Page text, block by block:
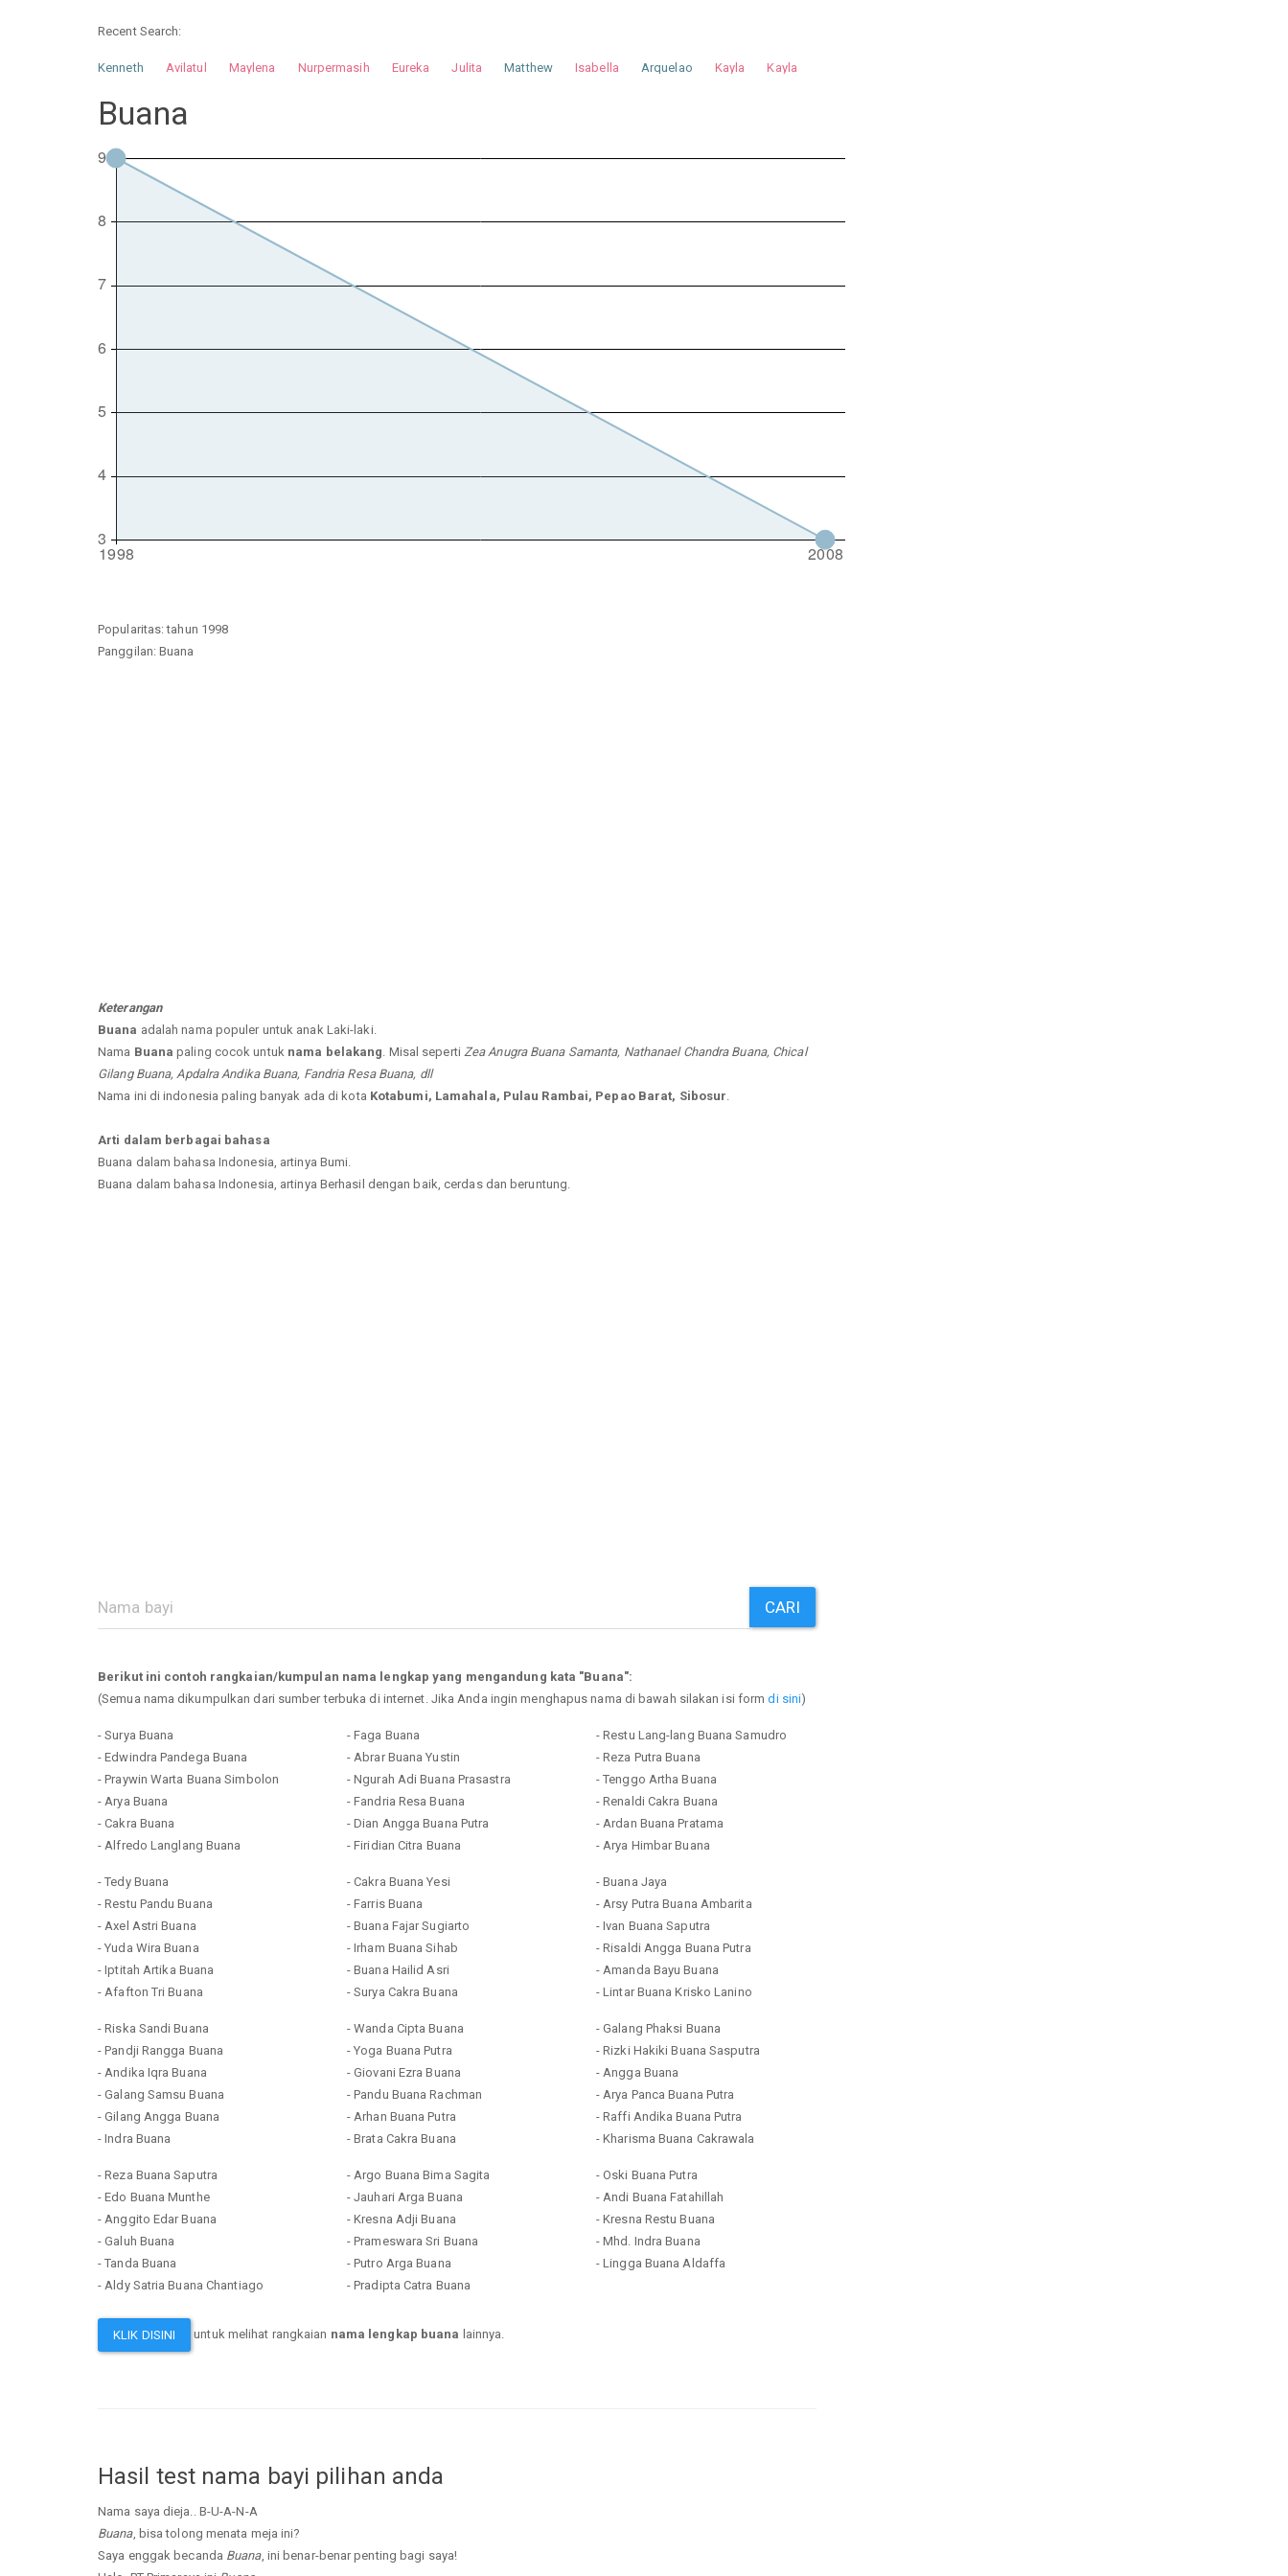
Recent Search:
Kenneth Avilatul Maylena Nurpermasih Eureka Julita Matthew Isabella Arquelao Kayla
Kayla
Buana
Popularitas: tahun 1998
Panggilan: Buana
Keterangan
Buana adalah nama populer untuk anak Laki-laki.
Nama Buana paling cocok untuk nama belakang . Misal seperti Zea Anugra Buana Samanta, Nathanael Chandra Buana, Chical
Gilang Buana, Apdalra Andika Buana, Fandria Resa Buana, dll
Nama ini di indonesia paling banyak ada di kota Kotabumi, Lamahala, Pulau Rambai, Pepao Barat, Sibosur
Arti dalam berbagai bahasa
Buana dalam bahasa Indonesia, artinya Bumi.
Buana dalam bahasa Indonesia, artinya Berhasil dengan baik, cerdas dan beruntung.
CARI
Berikut ini contoh rangkaian/kumpulan nama lengkap yang mengandung kata "Buana":
(Semua nama dikumpulkan dari sumber terbuka di internet. Jika Anda ingin menghapus nama di bawah silakan isi formdi sini)
- Surya Buana
- Edwindra Pandega Buana
- Praywin Warta Buana Simbolon
- Arya Buana
- Cakra Buana
- Alfredo Langlang Buana
- Faga Buana
- Abrar Buana Yustin
- Ngurah Adi Buana Prasastra
- Fandria Resa Buana
- Dian Angga Buana Putra
- Firidian Citra Buana
- Restu Lang-lang Buana Samudro
- Reza Putra Buana
- Tenggo Artha Buana
- Renaldi Cakra Buana
- Ardan Buana Pratama
- Arya Himbar Buana
- Tedy Buana
- Restu Pandu Buana
- Axel Astri Buana
- Yuda Wira Buana
- Iptitah Artika Buana
- Afafton Tri Buana
- Cakra Buana Yesi
- Farris Buana
- Buana Fajar Sugiarto
- Irham Buana Sihab
- Buana Hailid Asri
- Surya Cakra Buana
- Buana Jaya
- Arsy Putra Buana Ambarita
- Ivan Buana Saputra
- Risaldi Angga Buana Putra
- Amanda Bayu Buana
- Lintar Buana Krisko Lanino
- Riska Sandi Buana
- Pandji Rangga Buana
- Andika Iqra Buana
- Galang Samsu Buana
- Gilang Angga Buana
- Indra Buana
- Wanda Cipta Buana
- Yoga Buana Putra
- Giovani Ezra Buana
- Pandu Buana Rachman
- Arhan Buana Putra
- Brata Cakra Buana
- Galang Phaksi Buana
- Rizki Hakiki Buana Sasputra
- Angga Buana
- Arya Panca Buana Putra
- Raffi Andika Buana Putra
- Kharisma Buana Cakrawala
- Reza Buana Saputra
- Edo Buana Munthe
- Anggito Edar Buana
- Galuh Buana
- Tanda Buana
- Aldy Satria Buana Chantiago
- Argo Buana Bima Sagita
- Jauhari Arga Buana
- Kresna Adji Buana
- Prameswara Sri Buana
- Putro Arga Buana
- Pradipta Catra Buana
- Oski Buana Putra
- Andi Buana Fatahillah
- Kresna Restu Buana
- Mhd. Indra Buana
- Lingga Buana Aldaffa
KLIK DISINI untuk melihat rangkaian nama lengkap buana lainnya.
Hasil test nama bayi pilihan anda
Nama saya dieja.. B-U-A-N-A
Buana, bisa tolong menata meja ini?
Saya enggak becanda Buana, ini benar-benar penting bagi saya!